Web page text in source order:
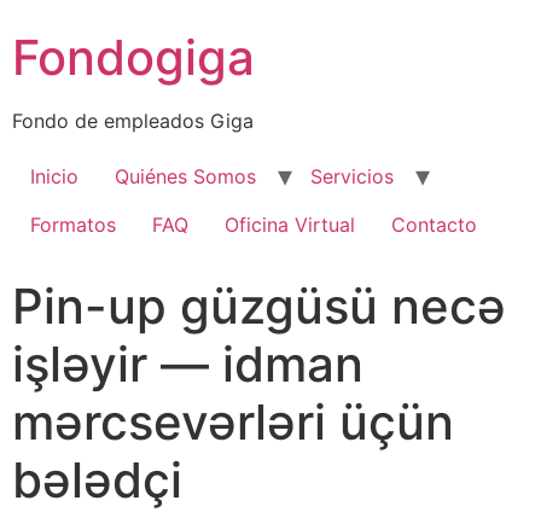
contenido
Fondogiga
Fondo de empleados Giga
Inicio Quiénes Somos
Servicios
Formatos
FAQ Oficina Virtual Contacto
Pin-up güzgüsü necə
işləyir — idman
mərcsevərləri üçün
bələdçi